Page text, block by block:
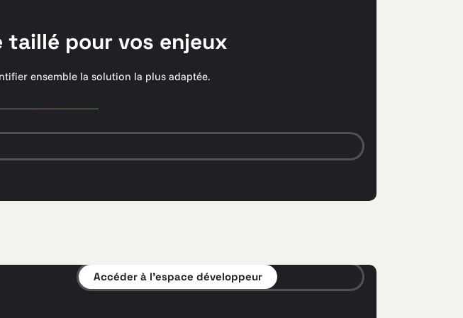
taillé pour vos enjeux
ensemble la solution la plus adaptée.
Accéder à l’espace développeur